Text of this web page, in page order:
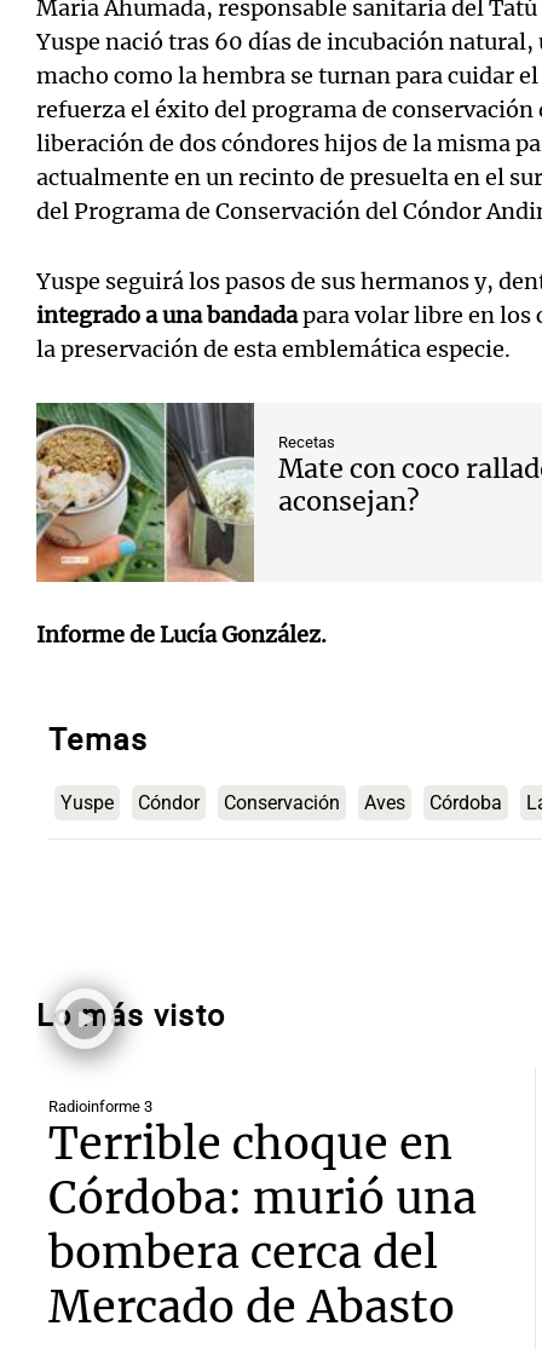
María Ahumada, responsable sanitaria del
Yuspe nació tras 60 días de incubación
macho como la hembra se turnan para cuidar
refuerza el éxito del programa de
liberación de dos cóndores hijos de la misma
actualmente en un recinto de presuelta en el
del Programa de Conservación del Cóndor
Yuspe seguirá los pasos de sus hermanos y,
integrado a una bandadapara volar libre en los
la preservación de esta emblemática especie.
Recetas
Mate con coco
aconsejan?
Informe de Lucía González.
Temas
Yuspe Cóndor Conservación Aves Córdoba
Lo más visto
Radioinforme 3
Terrible choque en
Córdoba: murió una
bombera cerca del
Mercado de Abasto